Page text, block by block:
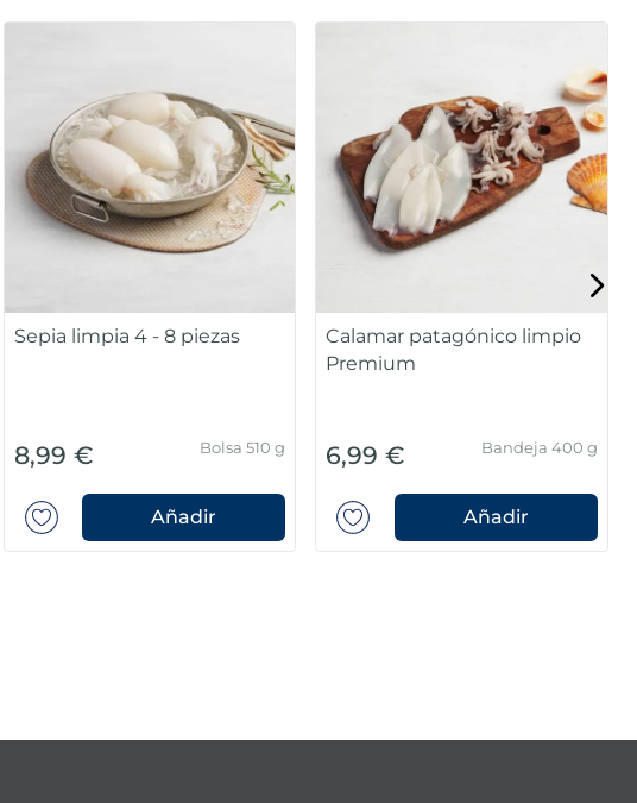
Sepia limpia 4 - 8 piezas
8,99 € Bolsa 510 g
Añadir
Calamar patagónico limpio
Premium
6,99 € Bandeja 400 g
Añadir